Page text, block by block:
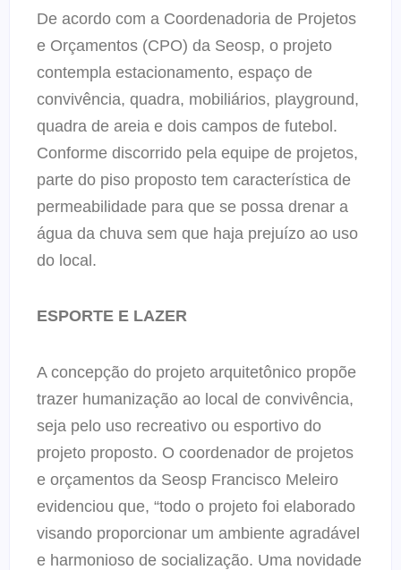
De acordo com a Coordenadoria de Projetos
e Orçamentos (CPO) da Seosp, o projeto
contempla estacionamento, espaço de
convivência, quadra, mobiliários, playground,
quadra de areia e dois campos de futebol.
Conforme discorrido pela equipe de projetos,
parte do piso proposto tem característica de
permeabilidade para que se possa drenar a
água da chuva sem que haja prejuízo ao uso
do local.
ESPORTE E LAZER
A concepção do projeto arquitetônico propõe
trazer humanização ao local de convivência,
seja pelo uso recreativo ou esportivo do
projeto proposto. O coordenador de projetos
e orçamentos da Seosp Francisco Meleiro
evidenciou que, “todo o projeto foi elaborado
visando proporcionar um ambiente agradável
e harmonioso de socialização. Uma novidade